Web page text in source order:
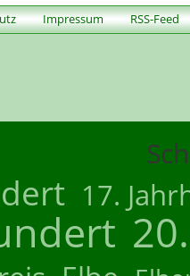
Impressum RSS-Feed
17.